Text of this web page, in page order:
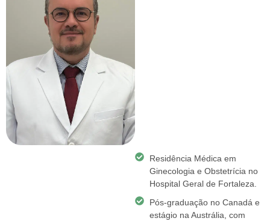
Residência Médica em
Ginecologia e Obstetrícia no
Hospital Geral de Fortaleza.
Pós-graduação no Canadá e
estágio na Austrália, com